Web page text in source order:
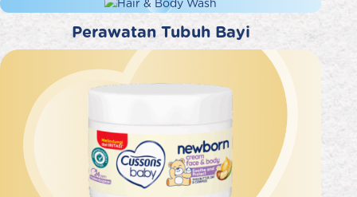
Perawatan Tubuh Bayi